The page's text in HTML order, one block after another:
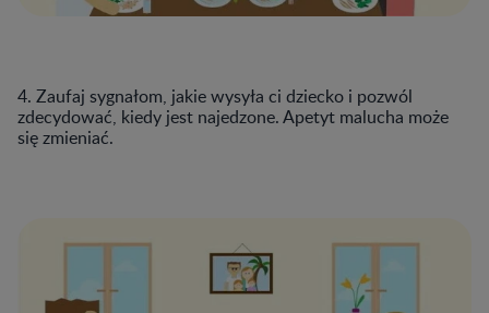
4. Zaufaj sygnałom, jakie wysyła ci dziecko i pozwól
zdecydować, kiedy jest najedzone. Apetyt malucha może
się zmieniać.